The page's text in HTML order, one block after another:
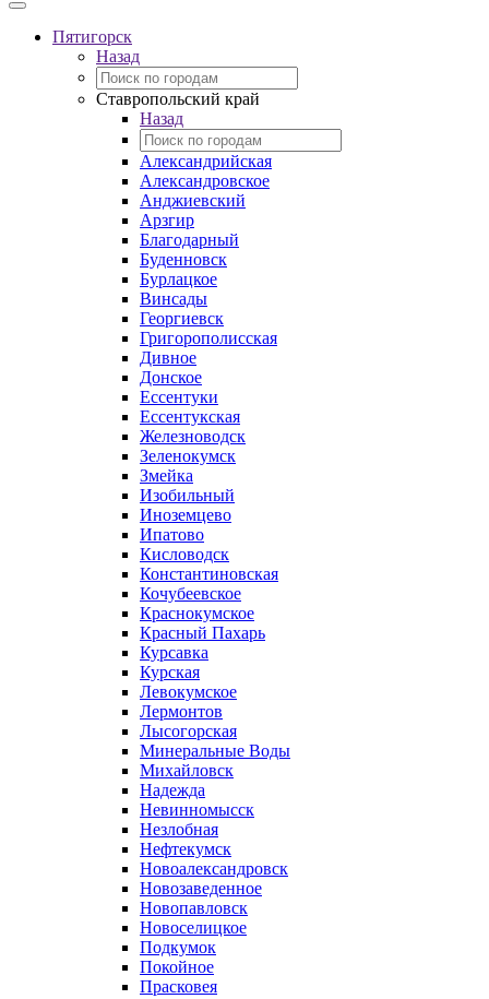
Пятигорск
Назад
Ставропольский край
Назад
Александрийская
Александровское
Анджиевский
Арзгир
Благодарный
Буденновск
Бурлацкое
Винсады
Георгиевск
Григорополисская
Дивное
Донское
Ессентуки
Ессентукская
Железноводск
Зеленокумск
Змейка
Изобильный
Иноземцево
Ипатово
Кисловодск
Константиновская
Кочубеевское
Краснокумское
Красный Пахарь
Курсавка
Курская
Левокумское
Лермонтов
Лысогорская
Минеральные Воды
Михайловск
Надежда
Невинномысск
Незлобная
Нефтекумск
Новоалександровск
Новозаведенное
Новопавловск
Новоселицкое
Подкумок
Покойное
Прасковея